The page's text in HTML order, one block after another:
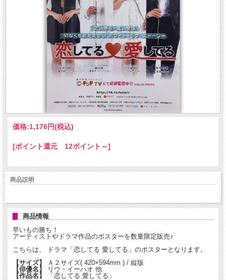
価格:1,176円(税込)
[ポイント還元 12ポイント～]
商品説明
商品情報
早いもの勝ち！
アーティストやドラマ作品のポスターを数量限定販売♪
こちらは、 ドラマ「恋してる 愛してる」のポスターとなります。
【サイズ】
Ａ２サイズ( 420×594mm ) / 縦版
【俳優名】
リウ・イーハオ 他
【作品名】
「恋してる 愛してる」